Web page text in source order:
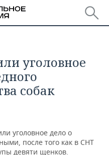
уголовное
собак
уголовное дело о
после того как в СНТ
девяти щенков.